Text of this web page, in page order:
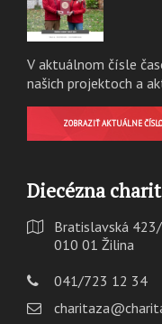
V aktuálnom čísle
našich projektoch a
ZOBRAZIŤ AKTUÁLNE ČÍSLO
Diecézna
Bratislavská
010 01 Žilina
041/723 12 34